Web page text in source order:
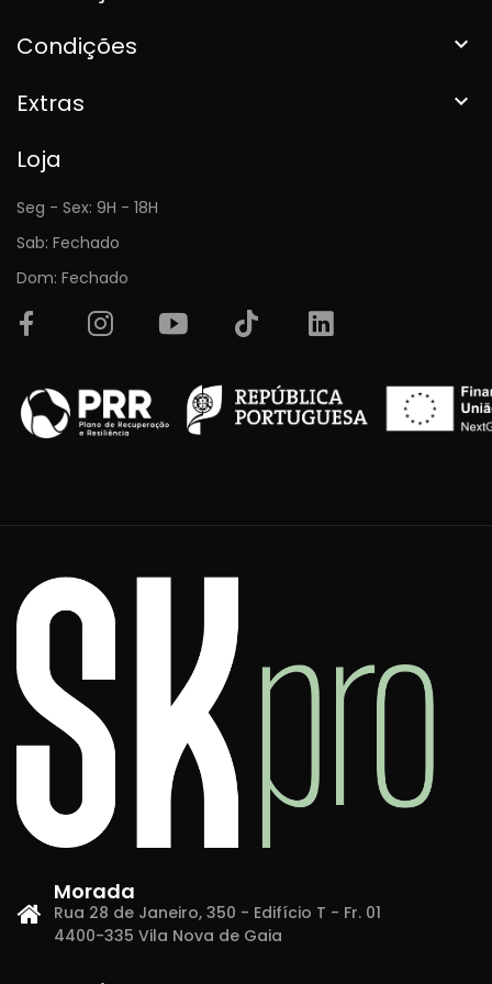
Condições 
Extras 
Loja
Seg - Sex: 9H - 18H
Sab: Fechado
Dom: Fechado
Morada
Rua 28 de Janeiro, 350 - Edifício T - Fr. 01
4400-335 Vila Nova de Gaia